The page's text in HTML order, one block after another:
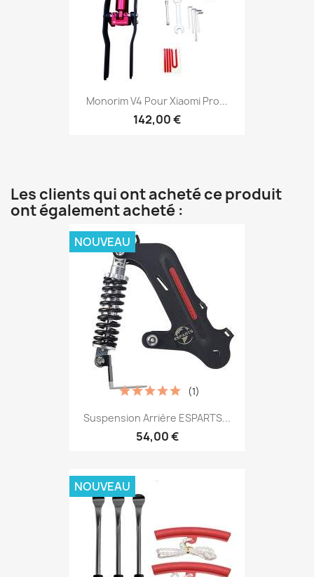
Monorim V4 Pour Xiaomi Pro...
142,00 €
Les clients qui ont acheté ce produit
ont également acheté :
Suspension Arrière ESPARTS...
54,00 €
(1)
NOUVEAU
NOUVEAU